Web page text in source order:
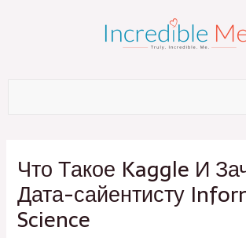
Что Такое Kaggle И
Дата-сайентисту
Science